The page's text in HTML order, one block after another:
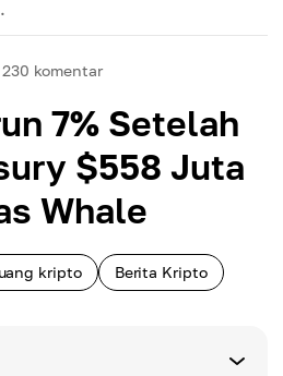
230 komentar
7% Setelah
$558 Juta
Whale
kripto Berita Kripto